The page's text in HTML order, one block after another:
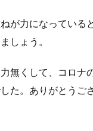
が力になっている
しょう。
無くして、コロナ
た。ありがとうご